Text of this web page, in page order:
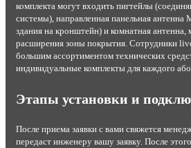
комплекта могут входить пигтейлы
системы), направленная панельная
здания на кронштейн) и комнатная антенна,
расширения зоны покрытия. Сотрудники
большим ассортиментом технических
индивидуальные комплекты для каждого
Этапы установки и
После приема заявки с вами свяжется
передаст инженеру вашу заявку. После